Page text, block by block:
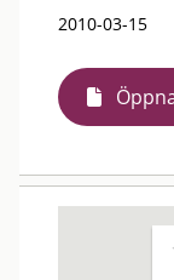
2010-03-15